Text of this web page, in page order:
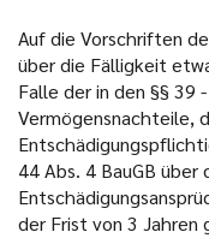
Auf die Vorschriften
über die Fälligkeit
Falle der in den §§ 39
Vermögensnachteile,
44 Abs. 4 BauGB über
der Frist von 3